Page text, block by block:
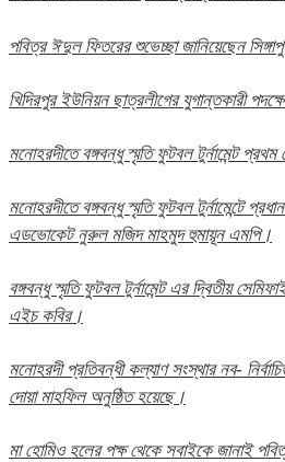
পবিত্র ঈদুল ফিতরের শুভেচ্ছা জানিয়েছেন
খিদিরপুর ইউনিয়ন ছাত্রলীগের যুগান্তকারী
মনোহরদীতে বঙ্গবন্ধু স্মৃতি ফুটবল টুর্নামেন্ট
মনোহরদীতে বঙ্গবন্ধু স্মৃতি ফুটবল টুর্নামেন্টে
এডভোকেট নুরুল মজিদ মাহমুদ হুমায়ূন এমপি।
বঙ্গবন্ধু স্মৃতি ফুটবল টুর্নামেন্ট এর দ্বিতীয়
এইচ কবির।
মনোহরদী প্রতিবন্ধী কল্যাণ সংস্থার নব-
দোয়া মাহফিল অনুষ্ঠিত হয়েছে।
মা হোমিও হলের পক্ষ থেকে সবাইকে জানাই